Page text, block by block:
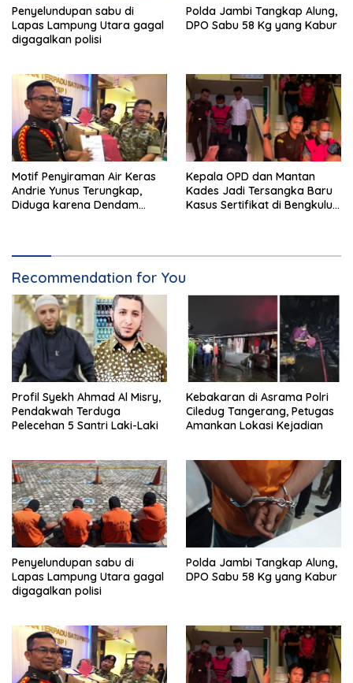
Penyelundupan sabu di
Lapas Lampung Utara gagal
digagalkan polisi
Polda Jambi Tangkap Alung,
DPO Sabu 58 Kg yang Kabur
Motif Penyiraman Air Keras
Andrie Yunus Terungkap,
Diduga karena Dendam
Kepala OPD dan Mantan
Kades Jadi Tersangka Baru
Kasus Sertifikat di Bengkulu
Recommendation for You
Profil Syekh Ahmad Al Misry,
Pendakwah Terduga
Pelecehan 5 Santri Laki-Laki
Kebakaran di Asrama Polri
Ciledug Tangerang, Petugas
Amankan Lokasi Kejadian
Penyelundupan sabu di
Lapas Lampung Utara gagal
digagalkan polisi
Polda Jambi Tangkap Alung,
DPO Sabu 58 Kg yang Kabur